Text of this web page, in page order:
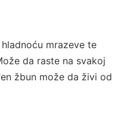
mrazeve te
da raste na svakoj
žbun može da živi od